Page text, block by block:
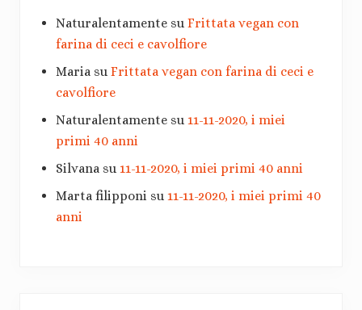
Naturalentamente su Frittata vegan con
farina di ceci e cavolfiore
Maria su Frittata vegan con farina di ceci e
cavolfiore
Naturalentamente su 11-11-2020, i miei
primi 40 anni
Silvana su 11-11-2020, i miei primi 40 anni
Marta filipponi su 11-11-2020, i miei primi 40
anni